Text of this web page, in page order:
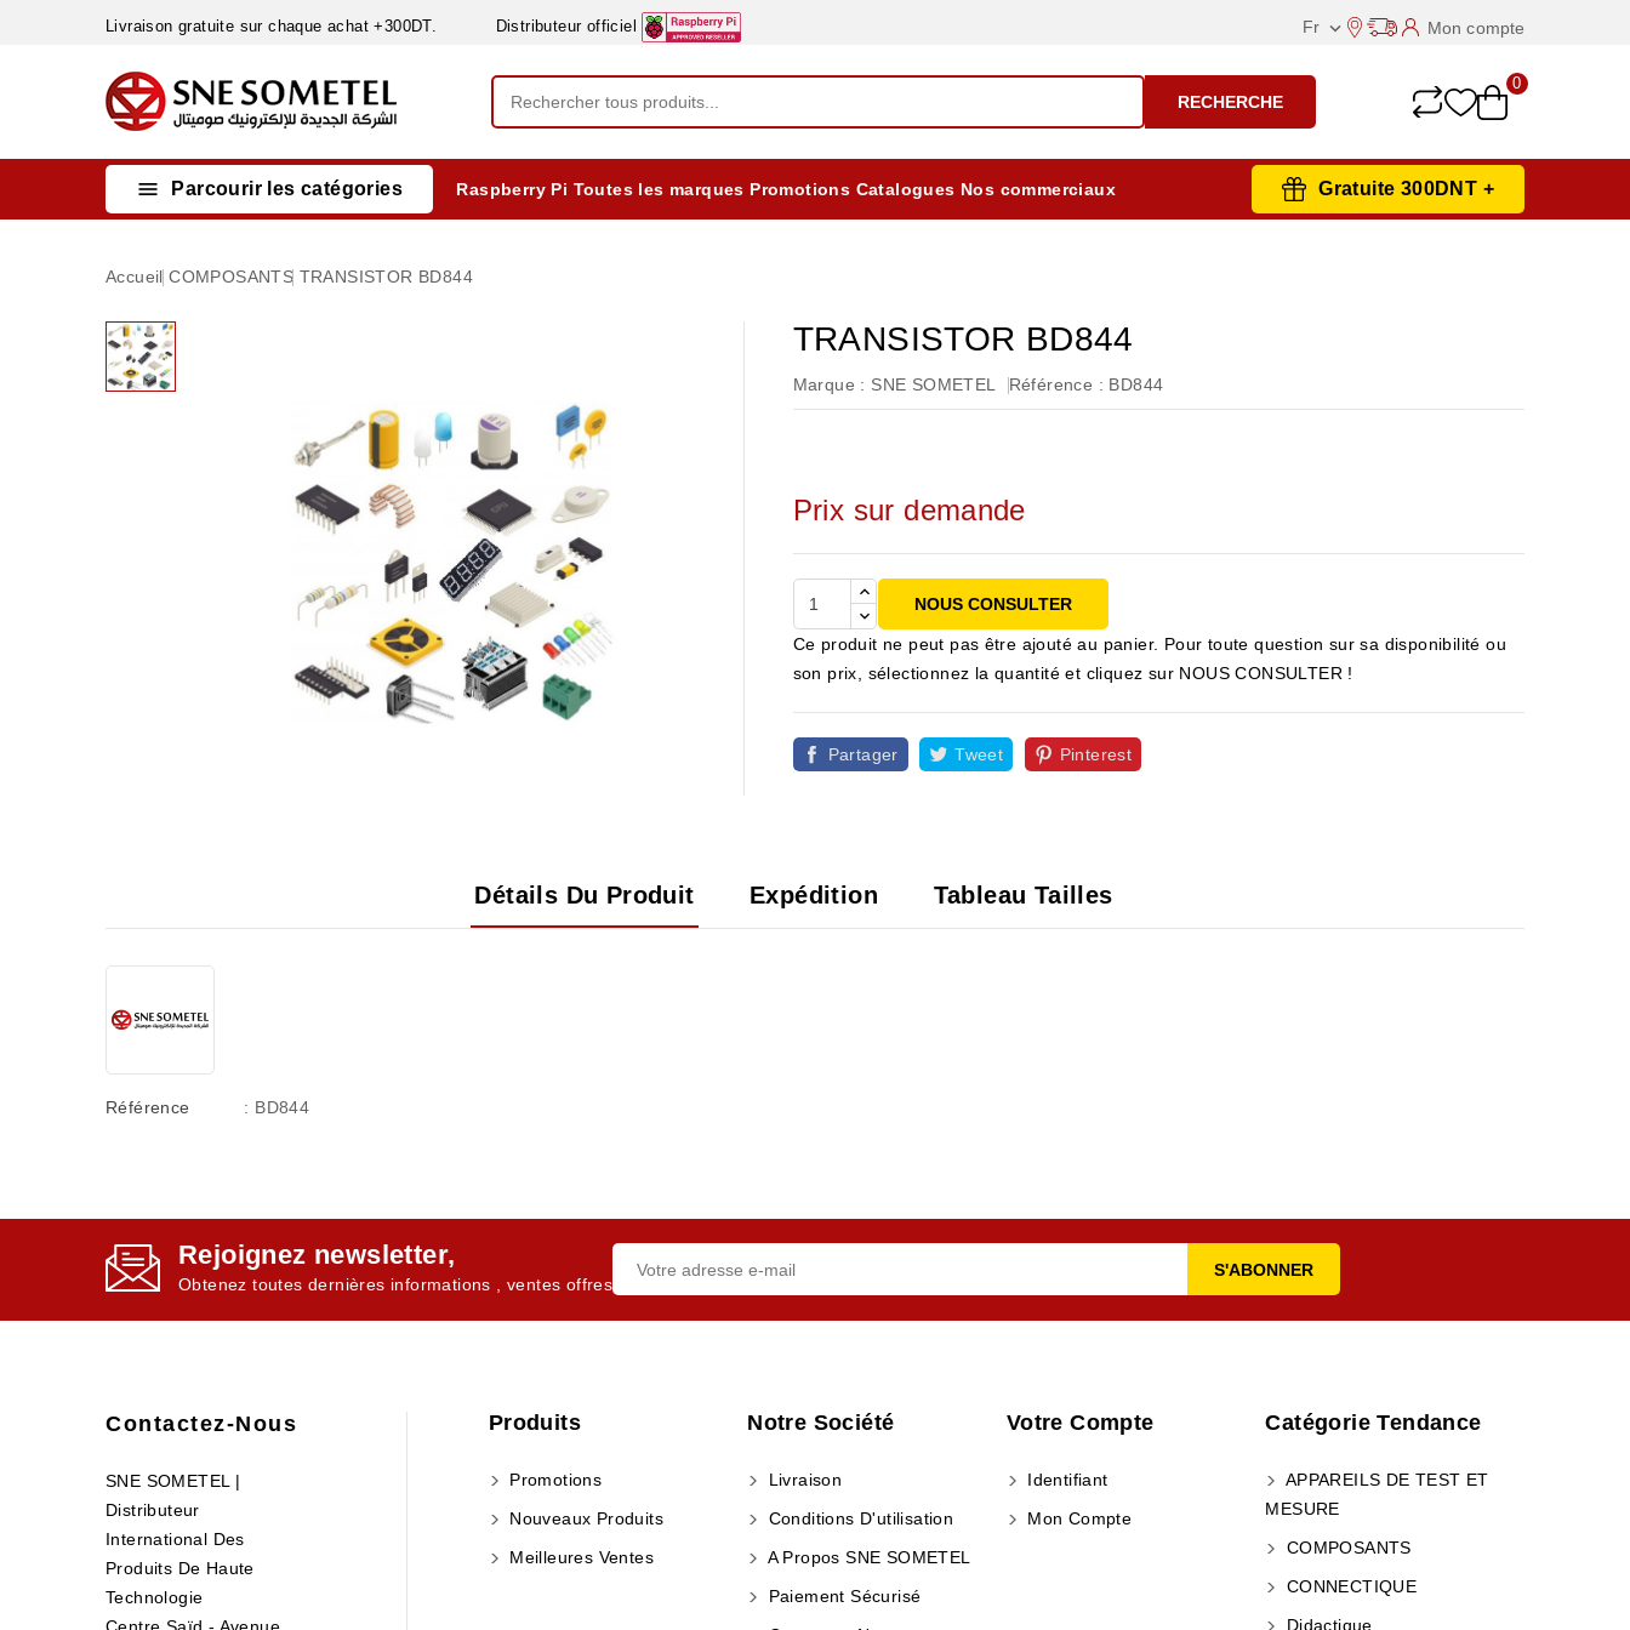
Livraison gratuite sur chaque achat +300DT. Distributeur officiel Fr  Mon compte
RECHERCHE
0
 Parcourir les catégories Raspberry Pi Toutes les marques Promotions Catalogues Nos commerciaux Gratuite 300DNT +
Accueil COMPOSANTS TRANSISTOR BD844
TRANSISTOR BD844
Marque : SNE SOMETEL Référence : BD844
Prix sur demande
NOUS CONSULTER
Ce produit ne peut pas être ajouté au panier. Pour toute question sur sa disponibilité ou
son prix, sélectionnez la quantité et cliquez sur NOUS CONSULTER !
Partager Tweet Pinterest
Détails Du Produit Expédition Tableau Tailles
Référence : BD844
Rejoignez newsletter,
Obtenez toutes dernières informations , ventes offres
Contactez-Nous
SNE SOMETEL |
Distributeur
International Des
Produits De Haute
Technologie
Produits
Promotions
Nouveaux Produits
Meilleures Ventes
Notre Société
Livraison
Conditions D'utilisation
A Propos SNE SOMETEL
Paiement Sécurisé
Votre Compte
Identifiant
Mon Compte
Catégorie Tendance
APPAREILS DE TEST ET
MESURE
COMPOSANTS
CONNECTIQUE
Didactique